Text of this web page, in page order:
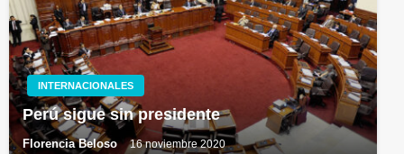
INTERNACIONALES
Perú sigue sin presidente
Florencia Beloso 16 noviembre 2020